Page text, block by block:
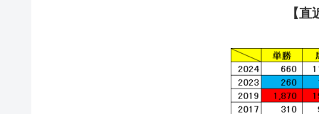
【直